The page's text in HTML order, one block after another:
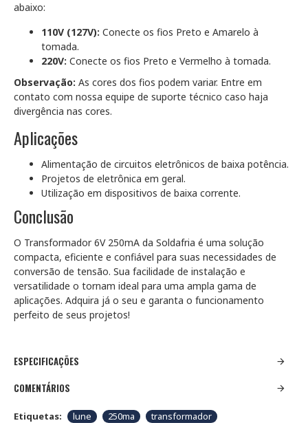
abaixo:
110V (127V): Conecte os fios Preto e Amarelo à
tomada.
220V: Conecte os fios Preto e Vermelho à tomada.
Observação: As cores dos fios podem variar. Entre em
contato com nossa equipe de suporte técnico caso haja
divergência nas cores.
Aplicações
Alimentação de circuitos eletrônicos de baixa potência.
Projetos de eletrônica em geral.
Utilização em dispositivos de baixa corrente.
Conclusão
O Transformador 6V 250mA da Soldafria é uma solução
compacta, eficiente e confiável para suas necessidades de
conversão de tensão. Sua facilidade de instalação e
versatilidade o tornam ideal para uma ampla gama de
aplicações. Adquira já o seu e garanta o funcionamento
perfeito de seus projetos!
ESPECIFICAÇÕES
COMENTÁRIOS
Etiquetas: lune 250ma transformador